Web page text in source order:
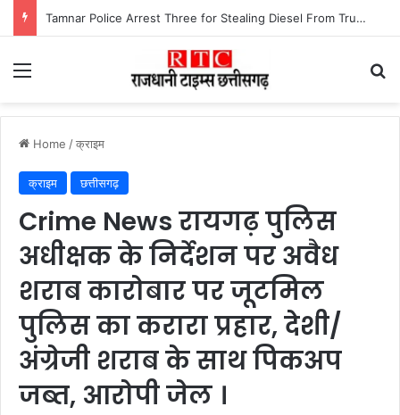
Tamnar Police Arrest Three for Stealing Diesel From Trucks at Night रात के अंधेरे में ट्रकों-ट्रेलरों का डीजल उड़ाने वाले गिरोह को तमनार पुलिस ने खरीदार समेत तीन आरोपी को किया गिरफ्तार।
Menu
Home /क्राइम
क्राइम छत्तीसगढ़
Crime News रायगढ़ पुलिस
अधीक्षक के निर्देशन पर अवैध
शराब कारोबार पर जूटमिल
पुलिस का करारा प्रहार, देशी/
अंग्रेजी शराब के साथ पिकअप
जब्त, आरोपी जेल ।